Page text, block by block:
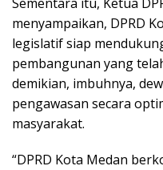
menyampaikan, DPRD
legislatif siap
pembangunan yang
demikian, imbuhnya,
pengawasan secara
masyarakat.
“DPRD Kota Medan